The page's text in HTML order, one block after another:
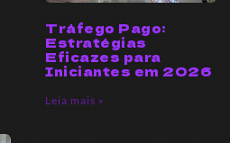
Tráfego Pago:
Estratégias
Eficazes para
Iniciantes em 2026
Leia mais »